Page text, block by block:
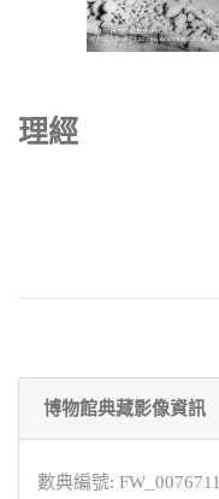
理經
博物館典藏影像資訊
數典編號: FW_0076711